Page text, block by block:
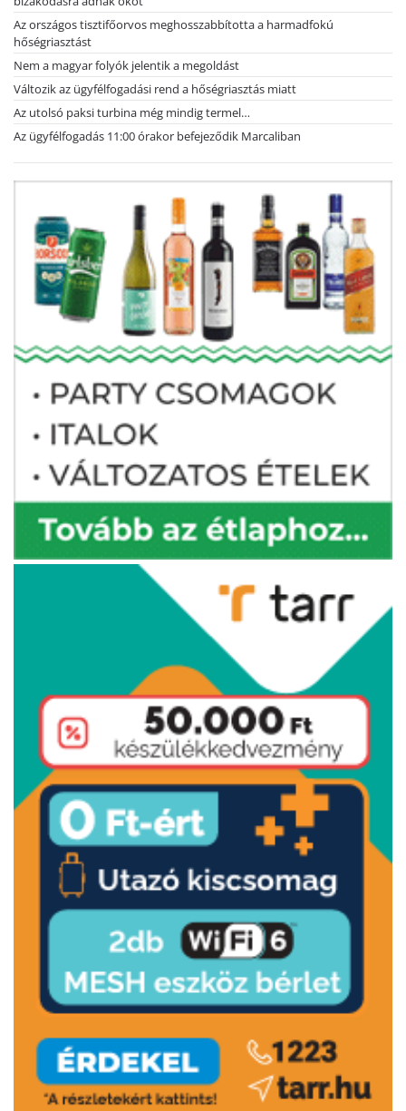
Az országos tisztifőorvos meghosszabbította a harmadfokú
hőségriasztást
Nem a magyar folyók jelentik a megoldást
Változik az ügyfélfogadási rend a hőségriasztás miatt
Az utolsó paksi turbina még mindig termel…
Az ügyfélfogadás 11:00 órakor befejeződik Marcaliban